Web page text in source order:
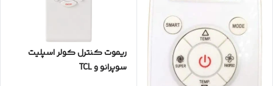
ریموت کنترل کولر اسپلیت
سوپرانو و TCL